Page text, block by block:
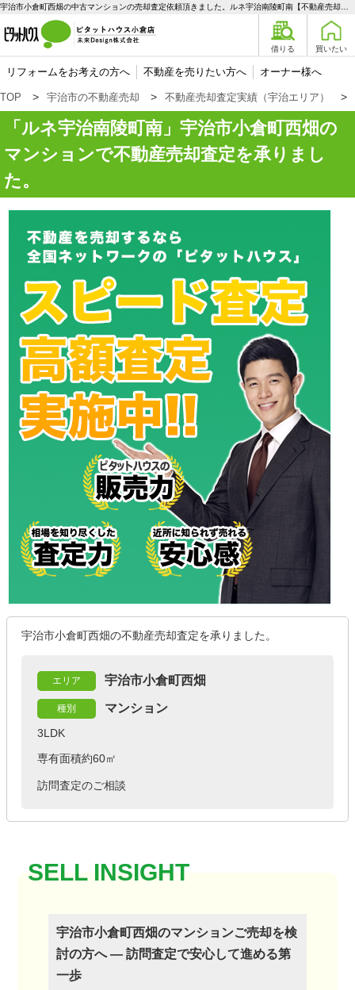
借りる 買いたい
リフォームをお考えの方へ 不動産を売りたい方へ オーナー様へ
TOP 宇治市の不動産売却 不動産売却査定実績（宇治エリア）
ルネ宇治南陵町南
宇治市小倉町西畑の
マンションで不動産売却査定を承りまし
た。
宇治市小倉町西畑の不動産売却査定を承りました。
エリア 宇治市小倉町西畑
種別 マンション
3LDK
専有面積約60㎡
訪問査定のご相談
宇治市小倉町西畑のマンションご売却を検
討の方へ ― 訪問査定で安心して進める第
一歩